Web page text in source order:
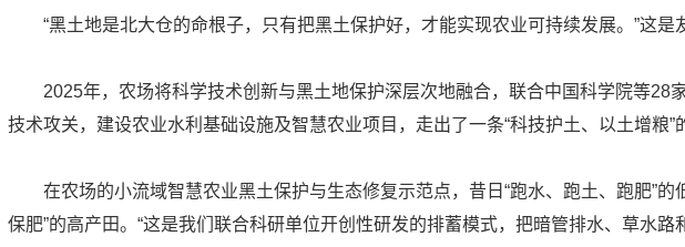
“黑土地是北大仓的命根子，只有把黑土保护好，才能实现农业可持续发展。”这是
2025年，农场将科学技术创新与黑土地保护深层次地融合，联合中国科学院等28
技术攻关，建设农业水利基础设施及智慧农业项目，走出了一条“科技护土、以土增粮”
在农场的小流域智慧农业黑土保护与生态修复示范点，昔日“跑水、跑土、跑肥”的
保肥”的高产田。“这是我们联合科研单位开创性研发的排蓄模式，把暗管排水、草水